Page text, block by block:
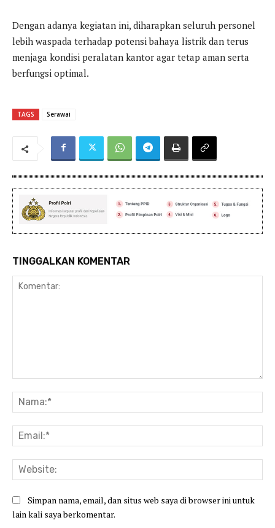
Dengan adanya kegiatan ini, diharapkan seluruh personel
lebih waspada terhadap potensi bahaya listrik dan terus
menjaga kondisi peralatan kantor agar tetap aman serta
berfungsi optimal.
TAGS Serawai
TINGGALKAN KOMENTAR
Simpan nama, email, dan situs web saya di browser ini untuk
lain kali saya berkomentar.